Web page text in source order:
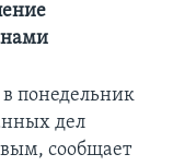
понедельник
дел
сообщает